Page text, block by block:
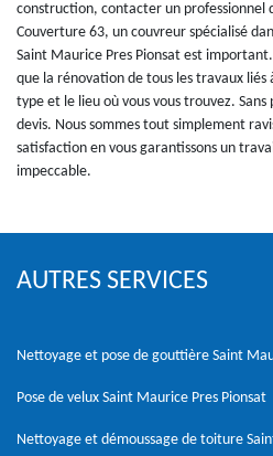
construction, contacter un professionnel
Couverture 63, un couvreur spécialisé
Saint Maurice Pres Pionsat est
que la rénovation de tous les travaux
type et le lieu où vous vous trouvez.
devis. Nous sommes tout simplement
satisfaction en vous garantissons un
impeccable.
AUTRES SERVICES
Nettoyage et pose de gouttière Saint
Pose de velux Saint Maurice Pres Pionsat
Nettoyage et démoussage de toiture